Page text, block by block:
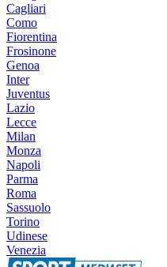
Cagliari
Como
Fiorentina
Frosinone
Genoa
Inter
Juventus
Lazio
Lecce
Milan
Monza
Napoli
Parma
Roma
Sassuolo
Torino
Udinese
Venezia